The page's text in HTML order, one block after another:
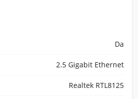
Da
2.5 Gigabit Ethernet
Realtek RTL8125